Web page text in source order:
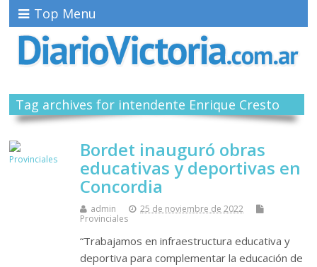
Top Menu
Tag archives for intendente Enrique Cresto
Bordet inauguró obras
educativas y deportivas en
Concordia
admin
25 de noviembre de 2022
Provinciales
“Trabajamos en infraestructura educativa y
deportiva para complementar la educación de